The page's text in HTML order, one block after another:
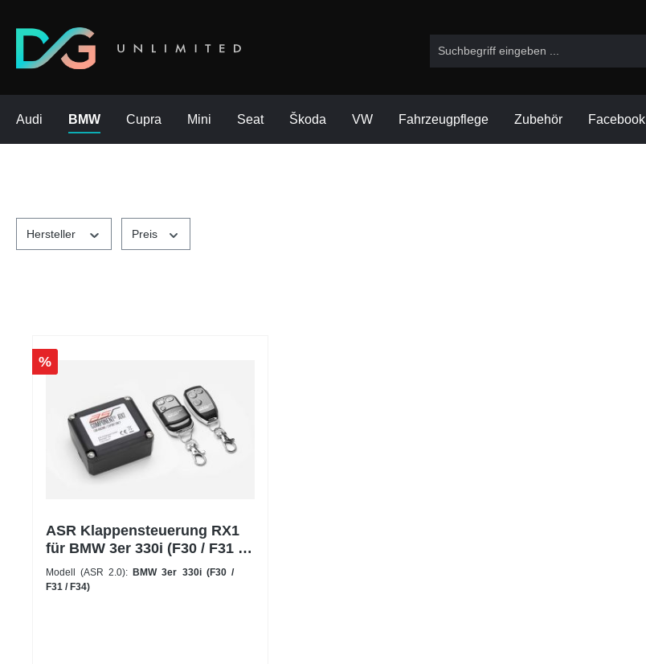
Audi BMW Cupra Mini Seat Škoda VW Fahrzeugpflege Zubehör Facebook
Hersteller Preis
%
ASR Klappensteuerung RX1
für BMW 3er 330i (F30 / F31 /
F34)
Modell (ASR 2.0): BMW 3er 330i (F30 /
F31 / F34)